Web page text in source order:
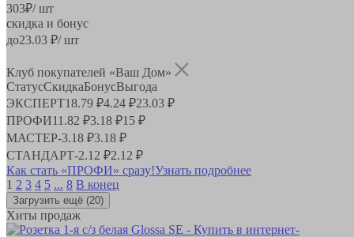
303₽/ шт
скидка и бонус
до23.03 ₽/ шт
Клуб покупателей «Ваш Дом»
СтатусСкидкаБонусВыгода
ЭКСПЕРТ18.79 ₽4.24 ₽23.03 ₽
ПРОФИ11.82 ₽3.18 ₽15 ₽
МАСТЕР-3.18 ₽3.18 ₽
СТАНДАРТ-2.12 ₽2.12 ₽
Как стать «ПРОФИ» сразу!Узнать подробнее
1 2 3 4 5 ... 8 В конец
Загрузить ещё (20)
Хиты продаж